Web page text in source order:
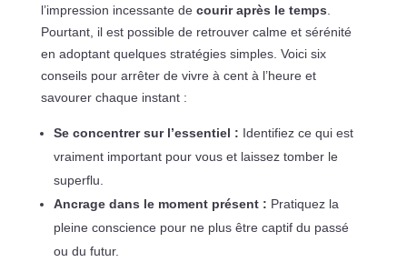
l’impression incessante de courir après le temps
Pourtant, il est possible de retrouver calme et sérénité
en adoptant quelques stratégies simples. Voici six
conseils pour arrêter de vivre à cent à l’heure et
savourer chaque instant :
Se concentrer sur l’essentiel : Identifiez ce qui est
vraiment important pour vous et laissez tomber le
superflu.
Ancrage dans le moment présent : Pratiquez la
pleine conscience pour ne plus être captif du passé
ou du futur.